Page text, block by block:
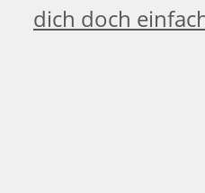
dich doch